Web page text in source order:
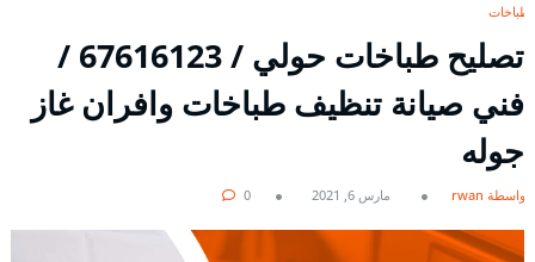
طباخات
تصليح طباخات حولي / 67616123 /
فني صيانة تنظيف طباخات وافران غاز
جوله
بواسطة rwan مارس 6, 2021 0